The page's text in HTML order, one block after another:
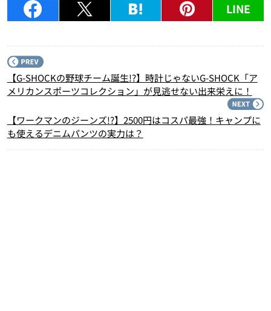
LINE
【G-SHOCKの野球チーム誕生!?】時計じゃないG-SHOCK「ア
メリカンスポーツコレクション」が見逃せない出来栄えに！
【ワークマンのジーンズ!?】2500円はコスパ最強！キャンプに
も使えるデニムパンツの実力は？